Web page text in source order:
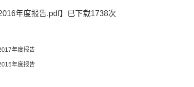
年度报告.pdf】已下载1738次
年度报告
年度报告